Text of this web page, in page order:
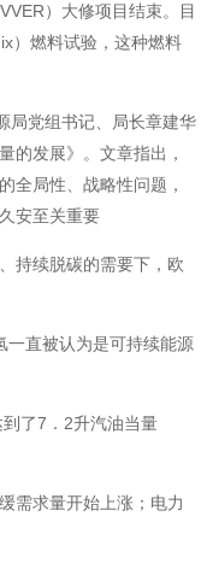
）大修项目结束。目
）燃料试验，这种燃料
党组书记、局长章建华
的发展》。文章指出，
全局性、战略性问题，
安至关重要
续脱碳的需要下，欧
直被认为是可持续能源
了7．2升汽油当量
求量开始上涨；电力